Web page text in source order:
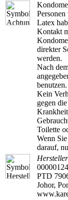
Latex
Kontakt
direkter
werden.
Nach
benutzen.
Kein
gegen
Toilette
Wenn
darauf,
PTD
Johor,